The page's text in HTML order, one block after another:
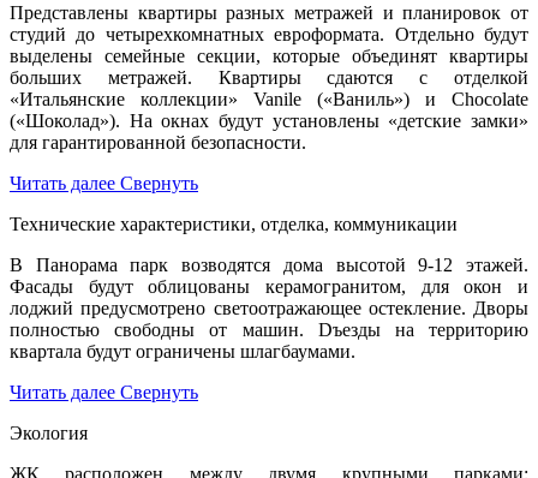
Представлены квартиры разных метражей и планировок от
студий до четырехкомнатных евроформата. Отдельно будут
выделены семейные секции, которые объединят квартиры
больших метражей. Квартиры сдаются с отделкой
«Итальянские коллекции» Vanile («Ваниль») и Chocolate
(«Шоколад»). На окнах будут установлены «детские замки»
для гарантированной безопасности.
Читать далее Свернуть
Технические характеристики, отделка, коммуникации
В Панорама парк возводятся дома высотой 9-12 этажей.
Фасады будут облицованы керамогранитом, для окон и
лоджий предусмотрено светоотражающее остекление. Дворы
полностью свободны от машин. Dъезды на территорию
квартала будут ограничены шлагбаумами.
Читать далее Свернуть
Экология
ЖК расположен между двумя крупными парками: